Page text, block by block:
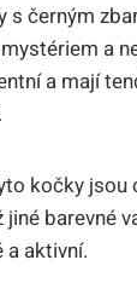
s černým
a
a mají
kočky jsou
jiné barevné
aktivní.